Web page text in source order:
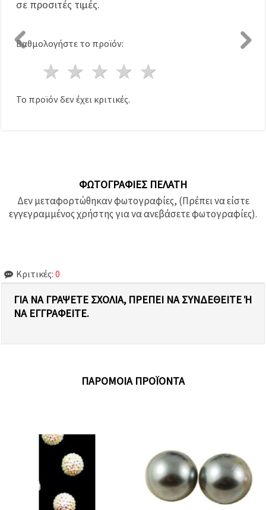
σε προσιτές τιμές.
Βαθμολογήστε το προϊόν:
4 Αστέρια
3 Αστέρια
2 Αστέρια
1 Αστέρι
Το προϊόν δεν έχει κριτικές.
ΦΩΤΟΓΡΑΦΊΕΣ ΠΕΛΆΤΗ
Δεν μεταφορτώθηκαν φωτογραφίες, (Πρέπει να είστε
εγγεγραμμένος χρήστης για να ανεβάσετε φωτογραφίες).
Κριτικές: 0
ΓΙΑ ΝΑ ΓΡΆΨΕΤΕ ΣΧΌΛΙΑ, ΠΡΈΠΕΙ ΝΑ ΣΥΝΔΕΘΕΊΤΕ Ή Ν
Α ΕΓΓΡΑΦΕΊΤΕ.
ΠΑΡΌΜΟΙΑ ΠΡΟΪΌΝΤΑ